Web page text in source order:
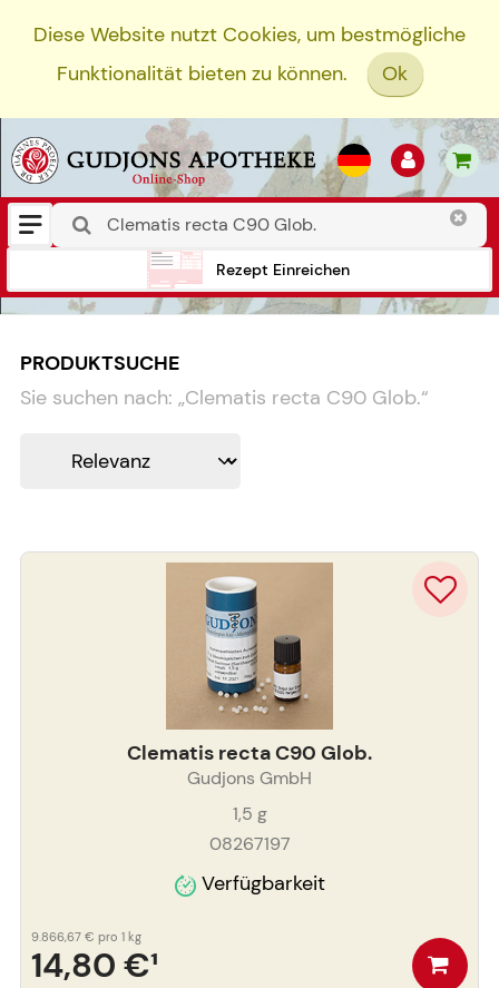
Diese Website nutzt Cookies, um bestmögliche
Funktionalität bieten zu können.
Ok
Rezept Einreichen
PRODUKTSUCHE
Sie suchen nach: „Clematis recta C90 Glob.“
Clematis recta C90 Glob.
Gudjons GmbH
1,5 g
08267197
Verfügbarkeit
14,80 €¹
9.866,67 € pro 1 kg